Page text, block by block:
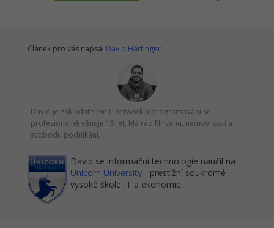
Článek pro vás napsal David Hartinger
David je zakladatelem ITnetwork a programování se
profesionálně věnuje 15 let. Má rád Nirvanu, nemovitosti a
svobodu podnikání.
David se informační technologie naučil na
Unicorn University - prestižní soukromé
vysoké škole IT a ekonomie.